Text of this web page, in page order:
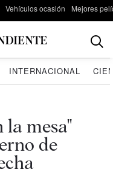
Vehículos ocasión Mejores
INTERNACIONAL
la mesa"
de